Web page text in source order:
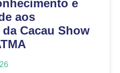
e
aos
Cacau Show